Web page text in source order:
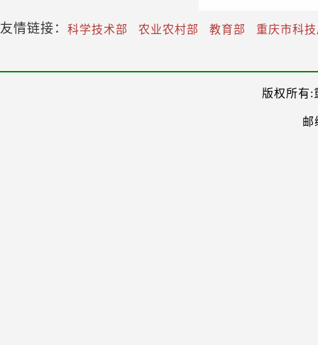
友情链接： 科学技术部 农业农村部 教育部 重庆市科
版权所有:
邮